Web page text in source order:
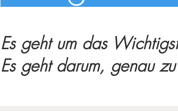
Es geht um das
Es geht darum, genau